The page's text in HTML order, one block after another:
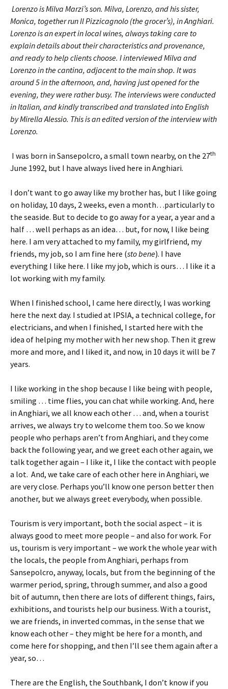
Lorenzo is Milva Marzi’s son. Milva, Lorenzo, and his sister,
Monica, together run Il Pizzicagnolo (the grocer’s), in Anghiari.
Lorenzo is an expert in local wines, always taking care to
explain details about their characteristics and provenance,
and ready to help clients choose. I interviewed Milva and
Lorenzo in the cantina, adjacent to the main shop. It was
around 5 in the afternoon, and, having just opened for the
evening, they were rather busy. The interviews were conducted
in Italian, and kindly transcribed and translated into English
by Mirella Alessio. This is an edited version of the interview with
Lorenzo.
I was born in Sansepolcro, a small town nearby, on the 27th
June 1992, but I have always lived here in Anghiari.
I don’t want to go away like my brother has, but I like going
on holiday, 10 days, 2 weeks, even a month…particularly to
the seaside. But to decide to go away for a year, a year and a
half … well perhaps as an idea… but, for now, I like being
here. I am very attached to my family, my girlfriend, my
friends, my job, so I am fine here (sto bene). I have
everything I like here. I like my job, which is ours… I like it a
lot working with my family.
When I finished school, I came here directly, I was working
here the next day. I studied at IPSIA, a technical college, for
electricians, and when I finished, I started here with the
idea of helping my mother with her new shop. Then it grew
more and more, and I liked it, and now, in 10 days it will be 7
years.
I like working in the shop because I like being with people,
smiling … time flies, you can chat while working. And, here
in Anghiari, we all know each other … and, when a tourist
arrives, we always try to welcome them too. So we know
people who perhaps aren’t from Anghiari, and they come
back the following year, and we greet each other again, we
talk together again – I like it, I like the contact with people
a lot. And, we take care of each other here in Anghiari, we
are very close. Perhaps you’ll know one person better then
another, but we always greet everybody, when possible.
Tourism is very important, both the social aspect – it is
always good to meet more people – and also for work. For
us, tourism is very important – we work the whole year with
the locals, the people from Anghiari, perhaps from
Sansepolcro, anyway, locals, but from the beginning of the
warmer period, spring, through summer, and also a good
bit of autumn, then there are lots of different things, fairs,
exhibitions, and tourists help our business. With a tourist,
we are friends, in inverted commas, in the sense that we
know each other – they might be here for a month, and
come here for shopping, and then I’ll see them again after a
year, so…
There are the English, the Southbank, I don’t know if you